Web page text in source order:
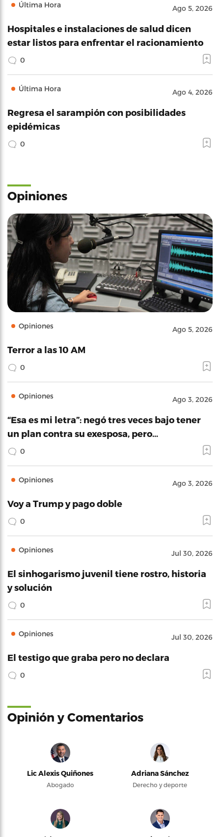
Última Hora Ago 5, 2026
Hospitales e instalaciones de salud dicen
estar listos para enfrentar el racionamiento
0
Última Hora Ago 4, 2026
Regresa el sarampión con posibilidades
epidémicas
0
Opiniones
Opiniones Ago 5, 2026
Terror a las 10 AM
0
Opiniones Ago 3, 2026
“Esa es mi letra”: negó tres veces bajo tener
un plan contra su exesposa, pero…
0
Opiniones Ago 3, 2026
Voy a Trump y pago doble
0
Opiniones Jul 30, 2026
El sinhogarismo juvenil tiene rostro, historia
y solución
0
Opiniones Jul 30, 2026
El testigo que graba pero no declara
0
Opinión y Comentarios
Lic Alexis Quiñones
Abogado
Adriana Sánchez
Derecho y deporte